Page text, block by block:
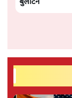
सकते। इन्हीं
करना चाहता है।
कहीं से भी स्वदेशी
युद्धोन्मादी नेतृत्व
सकती है।